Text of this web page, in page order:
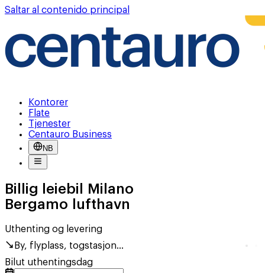
Saltar al contenido principal
Kontorer
Flate
Tjenester
Centauro Business
NB
Billig leiebil Milano
Bergamo lufthavn
Uthenting og levering
By, flyplass, togstasjon...
Bilut uthentingsdag